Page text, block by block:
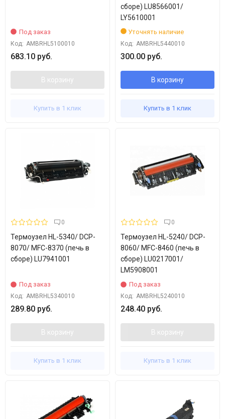
Под заказ
Код: AMBRHL5100010
683.10 руб.
В корзину
Купить в 1 клик
сборе) LU8566001/
LY5610001
Уточнять наличие
Код: AMBRHL5440010
300.00 руб.
В корзину
Купить в 1 клик
0
Термоузел HL-5340/ DCP-
8070/ MFC-8370 (печь в
сборе) LU7941001
Под заказ
Код: AMBRHL5340010
289.80 руб.
В корзину
Купить в 1 клик
0
Термоузел HL-5240/ DCP-
8060/ MFC-8460 (печь в
сборе) LU0217001/
LM5908001
Под заказ
Код: AMBRHL5240010
248.40 руб.
В корзину
Купить в 1 клик